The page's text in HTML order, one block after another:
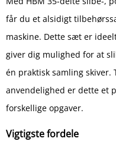
får du et alsidigt
maskine. Dette sæt er
giver dig mulighed for at
én praktisk samling skiver.
anvendelighed er dette et
forskellige opgaver.
Vigtigste fordele